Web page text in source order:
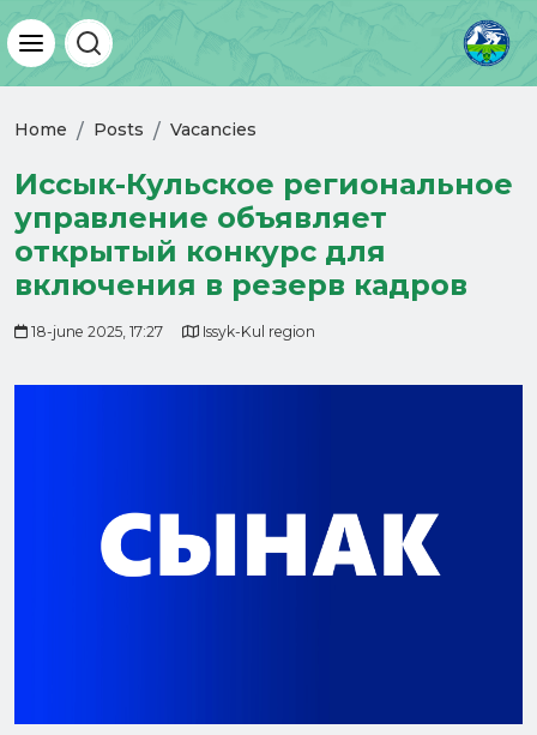
Home Posts Vacancies
Иссык-Кульское региональное
управление объявляет
открытый конкурс для
включения в резерв кадров
18-june 2025, 17:27 Issyk-Kul region